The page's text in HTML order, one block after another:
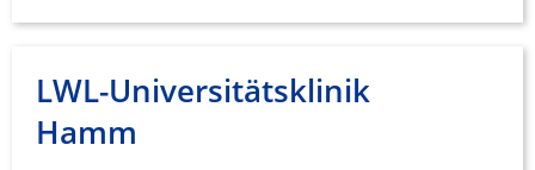
LWL-Universitätsklinik
Hamm